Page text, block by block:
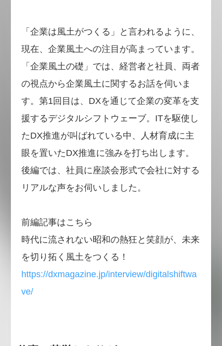
「企業は風土がつくる」と言われるように、
現在、企業風土への注目が高まっています。
「企業風土の礎」では、経営者と社員、両者
の視点から企業風土に関するお話を伺いま
す。第1回目は、DXを通じて企業の変革を支
援するデジタルシフトウェーブ。ITを駆使し
たDX推進が叫ばれている中、人材育成に主
眼を置いたDX推進に強みを打ち出します。
後編では、社員に座談会形式で会社に対する
リアルな声をお伺いしました。
前編記事はこちら
時代に流されない昭和の熱狂と笑顔が、未来
を切り拓く風土をつくる！
https://dxmagazine.jp/interview/digitalshiftwa
ve/